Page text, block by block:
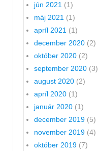
jún 2021 (1)
máj 2021 (1)
apríl 2021 (1)
december 2020 (2)
október 2020 (2)
september 2020 (3)
august 2020 (2)
apríl 2020 (1)
január 2020 (1)
december 2019 (5)
november 2019 (4)
október 2019 (7)